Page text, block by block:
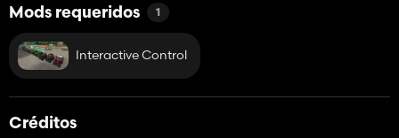
Mods requeridos 1
Interactive Control
Créditos